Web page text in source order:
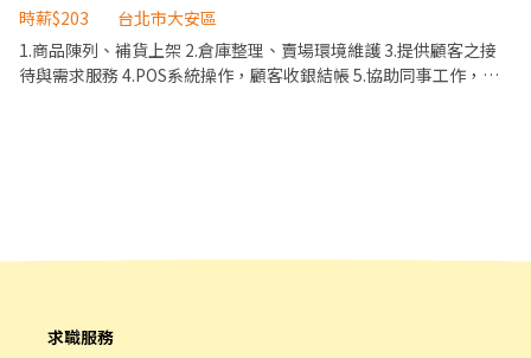
時薪$203
台北市大安區
1.商品陳列、補貨上架 2.倉庫整理、賣場環境維護 3.提供顧客之接
待與需求服務 4.POS系統操作，顧客收銀結帳 5.協助同事工作，完
求職服務